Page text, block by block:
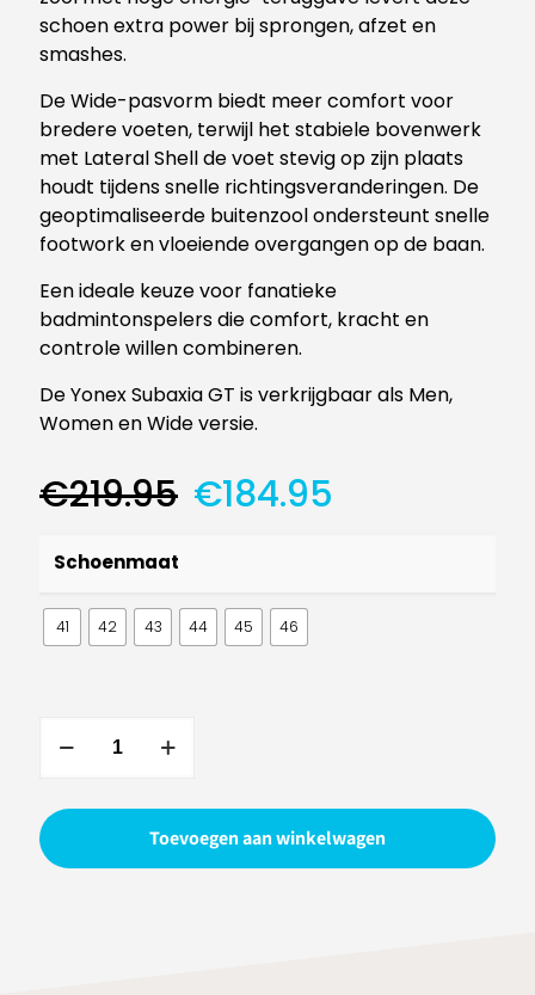
schoen extra power bij sprongen, afzet en
smashes.
De Wide-pasvorm biedt meer comfort voor
bredere voeten, terwijl het stabiele bovenwerk
met Lateral Shell de voet stevig op zijn plaats
houdt tijdens snelle richtingsveranderingen. De
geoptimaliseerde buitenzool ondersteunt snelle
footwork en vloeiende overgangen op de baan.
Een ideale keuze voor fanatieke
badmintonspelers die comfort, kracht en
controle willen combineren.
De Yonex Subaxia GT is verkrijgbaar als Men,
Women en Wide versie.
€219.95 Oorspronkelijke
prijs
€184.95
Schoenmaat
41 42 43 44 45 46
Subaxia
Wide
Dark
Green
Toevoegen aan winkelwagen